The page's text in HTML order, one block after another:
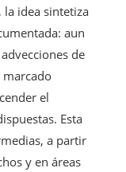
la idea sintetiza
aun
de
el
Esta
a partir
y en áreas